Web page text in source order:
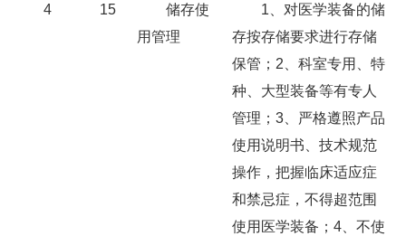
4 15
储存使
用管理
1、对医学装备的储
存按存储要求进行存储
保管；2、科室专用、特
种、大型装备等有专人
管理；3、严格遵照产品
使用说明书、技术规范
操作，把握临床适应症
和禁忌症，不得超范围
使用医学装备；4、不使